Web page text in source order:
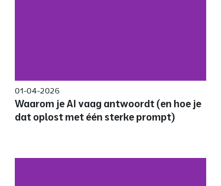
01-04-2026
Waarom je AI vaag antwoordt (en hoe je
dat oplost met één sterke prompt)